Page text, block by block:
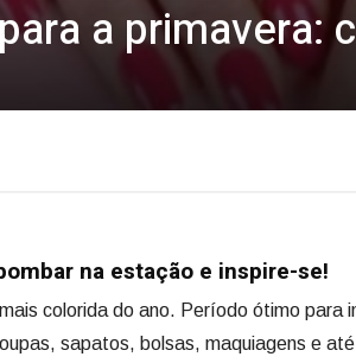
a primavera:
na estação e inspire-se!
colorida do ano. Período ótimo para
sapatos, bolsas, maquiagens e